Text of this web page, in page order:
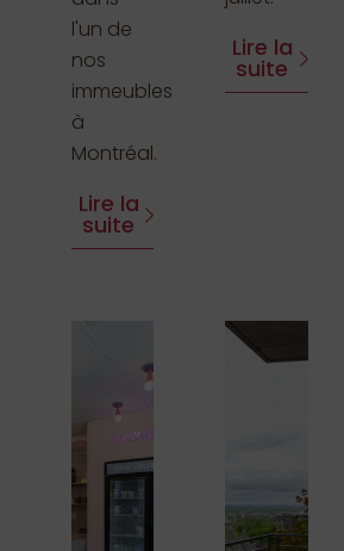
l'un de
nos
immeubles
à
Montréal.
Lire la
suite
Lire la
suite